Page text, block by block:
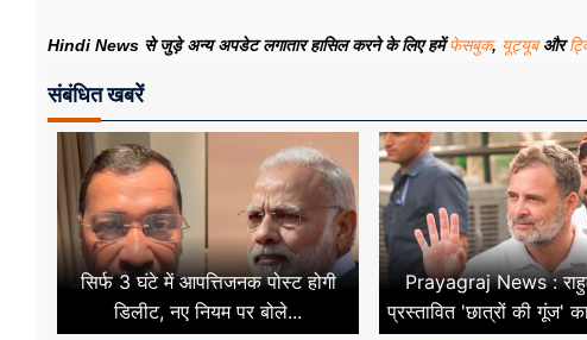
Hindi News से जुड़े अन्य अपडेट लगातार हासिल करने के लिए हमेंफेसबुक, यूट्यूबऔर
संबंधित खबरें
सिर्फ 3 घंटे में आपत्तिजनक पोस्ट होगी
डिलीट, नए नियम पर बोले...
Prayagraj News :
प्रस्तावित 'छात्रों की गूंज'